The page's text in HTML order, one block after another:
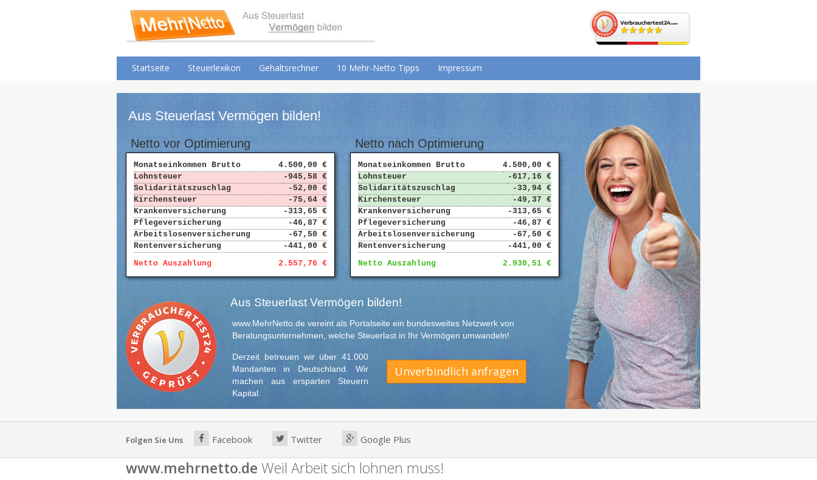
Startseite Steuerlexikon Gehaltsrechner 10 Mehr-Netto Tipps Impressum
Aus Steuerlast Vermögen bilden!
Netto vor Optimierung
Monatseinkommen Brutto
4.500,00 €
Lohnsteuer
-945,58 €
Solidaritätszuschlag
-52,00 €
Kirchensteuer
-75,64 €
Krankenversicherung
-313,65 €
Pflegeversicherung
-46,87 €
Arbeitslosenversicherung
-67,50 €
Rentenversicherung
-441,00 €
Netto Auszahlung
2.557,76 €
Netto nach Optimierung
Monatseinkommen Brutto
4.500,00 €
Lohnsteuer
-617,16 €
Solidaritätszuschlag
-33,94 €
Kirchensteuer
-49,37 €
Krankenversicherung
-313,65 €
Pflegeversicherung
-46,87 €
Arbeitslosenversicherung
-67,50 €
Rentenversicherung
-441,00 €
Netto Auszahlung
2.930,51 €
Aus Steuerlast Vermögen bilden!
www.MehrNetto.de vereint als Portalseite ein bundesweites Netzwerk von
Beratungsunternehmen, welche Steuerlast in Ihr Vermögen umwandeln!
Derzeit betreuen wir über 41.000
Mandanten in Deutschland. Wir
machen aus ersparten Steuern
Kapital.
Unverbindlich anfragen
Folgen Sie Uns Facebook Twitter Google Plus
www.mehrnetto.de Weil Arbeit sich lohnen muss!